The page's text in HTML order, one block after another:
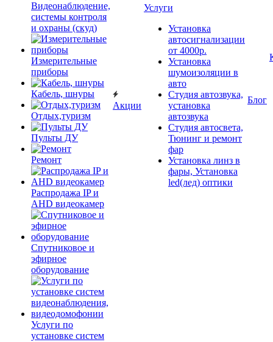
Видеонаблюдение,
системы контроля
и охраны (скуд)
Измерительные
приборы
Кабель, шнуры
Отдых,туризм
Пульты ДУ
Ремонт
Распродажа IP и
AHD видеокамер
Спутниковое и
эфирное
оборудование
Услуги по
установке систем
Акции
Услуги
Установка
автосигнализации
от 4000р.
Установка
шумоизоляции в
авто
Студия автозвука,
установка
автозвука
Студия автосвета,
Тюнинг и ремонт
фар
Установка линз в
фары, Установка
led(лед) оптики
Блог